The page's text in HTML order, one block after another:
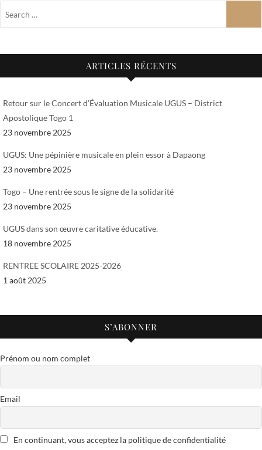
ARTICLES RÉCENTS
Retour sur le Concert d’Évaluation Musicale UGUS – District
Apostolique Togo 1
23 novembre 2025
UGUS: Une pépinière musicale en plein essor à Dapaong
23 novembre 2025
Togo – Une rentrée sous le signe de la solidarité
23 novembre 2025
UGUS dans son œuvre caritative éducative.
18 novembre 2025
RENTREE SCOLAIRE 2025-2026
1 août 2025
S’ABONNER
Prénom ou nom complet
Email
En continuant, vous acceptez la politique de confidentialité